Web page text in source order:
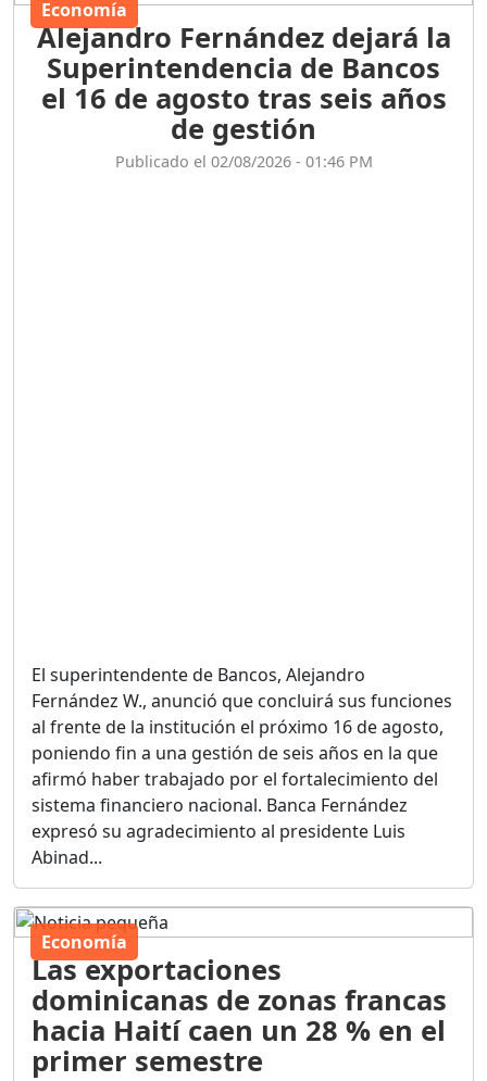
Economía
Alejandro Fernández dejará la
Superintendencia de Bancos
el 16 de agosto tras seis años
de gestión
Publicado el 02/08/2026 - 01:46 PM
El superintendente de Bancos, Alejandro
Fernández W., anunció que concluirá sus funciones
al frente de la institución el próximo 16 de agosto,
poniendo fin a una gestión de seis años en la que
afirmó haber trabajado por el fortalecimiento del
sistema financiero nacional. Banca Fernández
expresó su agradecimiento al presidente Luis
Abinad...
Economía
Las exportaciones
dominicanas de zonas francas
hacia Haití caen un 28 % en el
primer semestre